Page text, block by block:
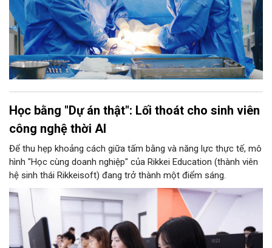
Học bằng "Dự án thật": Lối thoát cho sinh viên
công nghệ thời AI
Để thu hẹp khoảng cách giữa tấm bằng và năng lực thực tế, mô
hình "Học cùng doanh nghiệp" của Rikkei Education (thành viên
hệ sinh thái Rikkeisoft) đang trở thành một điểm sáng.